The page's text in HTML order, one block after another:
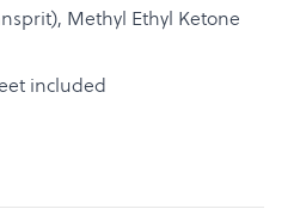
Methyl Ethyl Ketone
included